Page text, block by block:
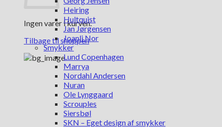
Ingen varer i kurven.
Tilbage til shoppen
Heiring
Hultquist
Jan Jørgensen
Joanli Nor
Smykker
Lund Copenhagen
Marrya
Nordahl Andersen
Nuran
Ole Lynggaard
Scrouples
Siersbøl
SKN – Eget design af smykker